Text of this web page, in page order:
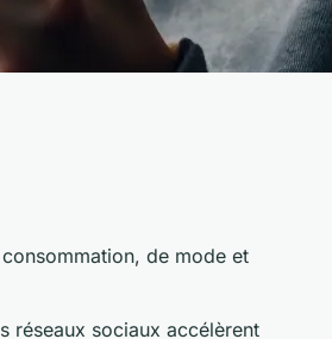
de mode et
réseaux sociaux accélèrent